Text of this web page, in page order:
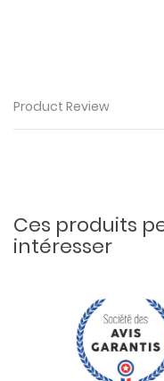
Product Review
Ces produits
intéresser